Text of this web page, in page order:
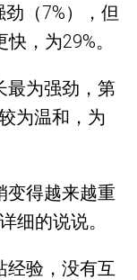
（7%），但
，为29%。
最为强劲，第
为温和，为
变得越来越重
细的说说。
经验，没有互